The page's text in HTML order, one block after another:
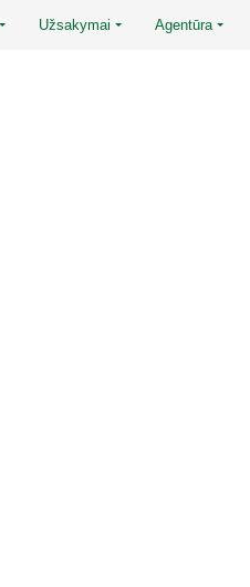
Užsakymai Agentūra